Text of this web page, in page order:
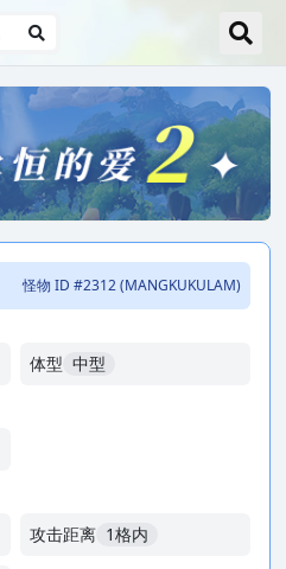
怪物 ID #2312 (MANGKUKULAM)
体型 中型
攻击距离 1格内